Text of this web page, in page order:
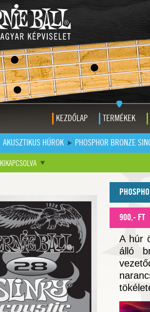
KEZDŐLAP TERMÉKEK
AKUSZTIKUS HÚROK
PHOSPHOR BRONZE
KIKAPCSOLVA
900,- FT
A húr
álló